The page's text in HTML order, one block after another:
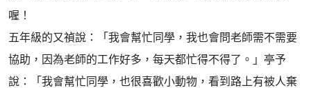
喔！
五年級的又禎說：「我會幫忙同學，我也會問老師需不需要
協助，因為老師的工作好多，每天都忙得不得了。」亭予
說：「我會幫忙同學，也很喜歡小動物，看到路上有被人棄